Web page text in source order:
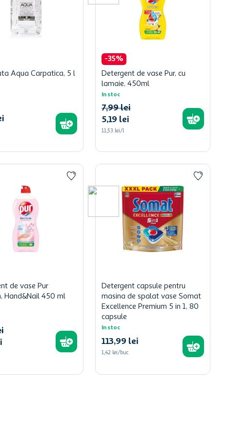
Aqua Carpatica, 5 l
-35%
Detergent de vase Pur, cu
lamaie, 450ml
In stoc
5,19 lei
7,99 lei
11,53 lei/l
de vase Pur
Hand&Nail 450 ml
Detergent capsule pentru
masina de spalat vase Somat
Excellence Premium 5 in 1, 80
capsule
In stoc
113,99 lei
1,42 lei/buc